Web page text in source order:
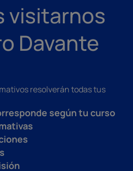
visitarnos
Davante
resolverán todas tus
según tu curso